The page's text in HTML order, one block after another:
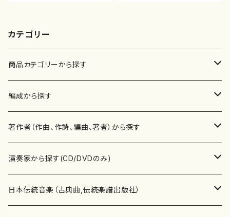
カテゴリー
商品カテゴリーから探す
楽譜
書籍
書籍
テキストブック
CD・DVD
チケット
編成から探す
邦楽器
箏・琴（ソロ）
箏・琴（合奏）
合唱
混声合唱
歌・声
著作者（作曲、作詩、編曲、著者）から探す
あ行
青木省三(アオキ ショウゾウ)
か行
演奏家から探す(CD/DVDのみ)
邦楽（箏、三味線、尺八等）演奏家
日本伝統音楽（古典曲,伝統楽譜出版社）